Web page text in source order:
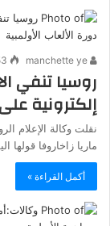
روسيا تنفي
إلكترونية
نقلت وكالة الإعلام
ماريا زاخاروفا
أكمل القراءة »